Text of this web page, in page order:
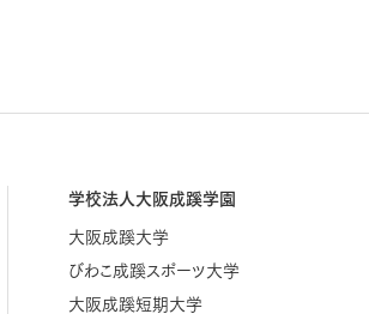
学校法人大阪成蹊学園
大阪成蹊大学
びわこ成蹊スポーツ大学
大阪成蹊短期大学